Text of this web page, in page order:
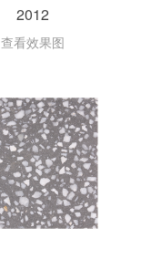
2012
查看效果图